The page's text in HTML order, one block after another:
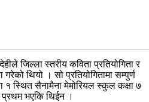
जिल्ला स्तरीय कविता प्रतियोगिता र
थियो । सो प्रतियोगितामा सम्पुर्ण
१ स्थित सैनामैना मेमोरियल स्कुल कक्षा ७
भएकि थिईन ।